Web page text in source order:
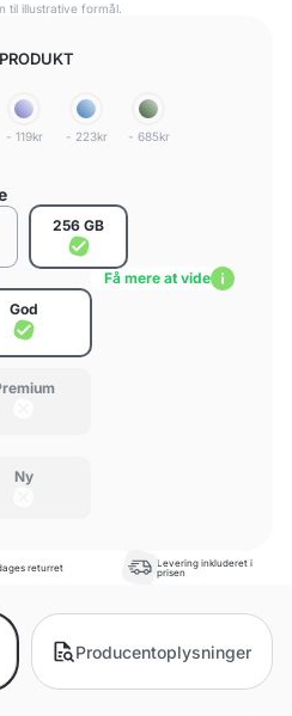
til illustrative formål.
- 119kr - 223kr - 685kr
256 GB
Få mere at vide
God
Ny
returret
Levering inkluderet i
prisen
Producentoplysninger